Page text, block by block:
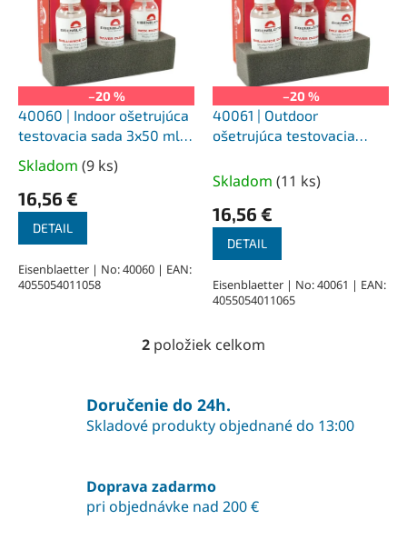
–20 %
40060 | Indoor ošetrujúca
testovacia sada 3x50 ml
Priemerné
hodnotenie
produktu
5,0
z
5
Skladom (9 ks)
16,56 €
DETAIL
Eisenblaetter | No: 40060 | EAN:
4055054011058
–20 %
40061 | Outdoor
ošetrujúca testovacia
rozprašovačom
Skladom (11 ks)
16,56 €
DETAIL
Eisenblaetter | No: 40061 | EAN:
4055054011065
O
á
d
a
e
p
2 položiek celkom
Doručenie do 24h.
Skladové produkty objednané do 13:00
Doprava zadarmo
pri objednávke nad 200 €